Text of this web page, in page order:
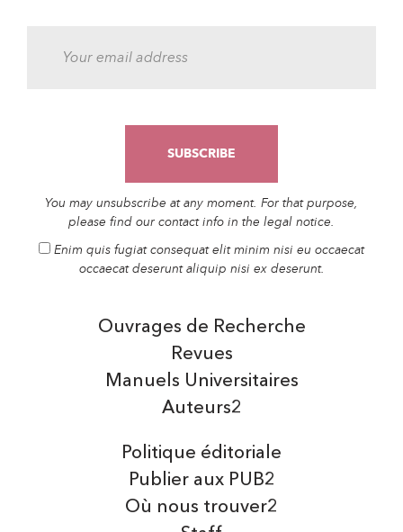
You may unsubscribe at any moment. For that purpose,
please find our contact info in the legal notice.
Enim quis fugiat consequat elit minim nisi eu occaecat
occaecat deserunt aliquip nisi ex deserunt.
Auteurs2
Manuels Universitaires
Ouvrages de Recherche
Revues
Politique éditoriale
Publier aux PUB2
Où nous trouver2